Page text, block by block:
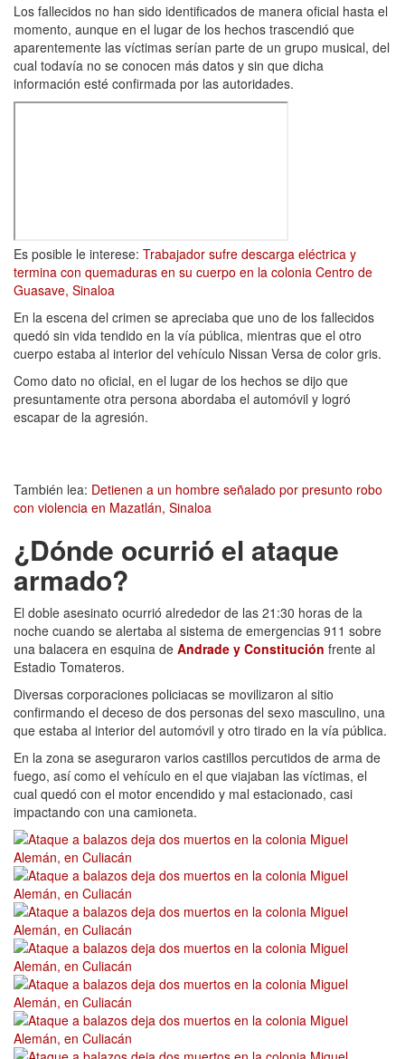
Los fallecidos no han sido identificados de manera oficial hasta el
momento, aunque en el lugar de los hechos trascendió que
aparentemente las víctimas serían parte de un grupo musical, del
cual todavía no se conocen más datos y sin que dicha
información esté confirmada por las autoridades.
Es posible le interese: Trabajador sufre descarga eléctrica y
termina con quemaduras en su cuerpo en la colonia Centro de
Guasave, Sinaloa
En la escena del crimen se apreciaba que uno de los fallecidos
quedó sin vida tendido en la vía pública, mientras que el otro
cuerpo estaba al interior del vehículo Nissan Versa de color gris.
Como dato no oficial, en el lugar de los hechos se dijo que
presuntamente otra persona abordaba el automóvil y logró
escapar de la agresión.
También lea: Detienen a un hombre señalado por presunto robo
con violencia en Mazatlán, Sinaloa
¿Dónde ocurrió el ataque
armado?
El doble asesinato ocurrió alrededor de las 21:30 horas de la
noche cuando se alertaba al sistema de emergencias 911 sobre
una balacera en esquina de Andrade y Constitución frente al
Estadio Tomateros.
Diversas corporaciones policiacas se movilizaron al sitio
confirmando el deceso de dos personas del sexo masculino, una
que estaba al interior del automóvil y otro tirado en la vía pública.
En la zona se aseguraron varios castillos percutidos de arma de
fuego, así como el vehículo en el que viajaban las víctimas, el
cual quedó con el motor encendido y mal estacionado, casi
impactando con una camioneta.